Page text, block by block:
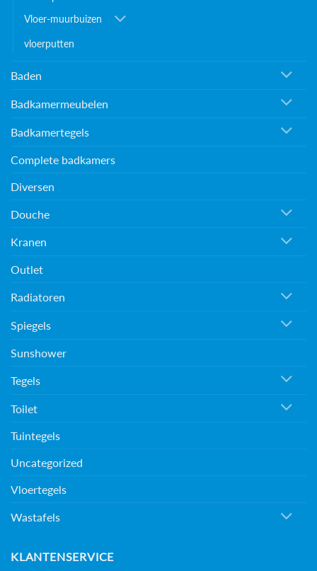
Vloer-muurbuizen
vloerputten
Baden
Badkamermeubelen
Badkamertegels
Complete badkamers
Diversen
Douche
Kranen
Outlet
Radiatoren
Spiegels
Sunshower
Tegels
Toilet
Tuintegels
Uncategorized
Vloertegels
Wastafels
KLANTENSERVICE